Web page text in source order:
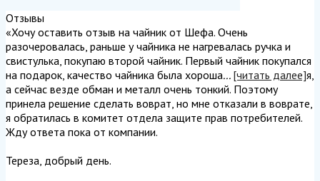
Отзывы
«Хочу оставить отзыв на чайник от Шефа. Очень
разочеровалась, раньше у чайника не нагревалась ручка и
свистулька, покупаю второй чайник. Первый чайник покупался
на подарок, качество чайника была хороша... [читать далее]я,
а сейчас везде обман и металл очень тонкий. Поэтому
принела решение сделать воврат, но мне отказали в воврате,
я обратилась в комитет отдела защите прав потребителей.
Жду ответа пока от компании.
Тереза, добрый день.